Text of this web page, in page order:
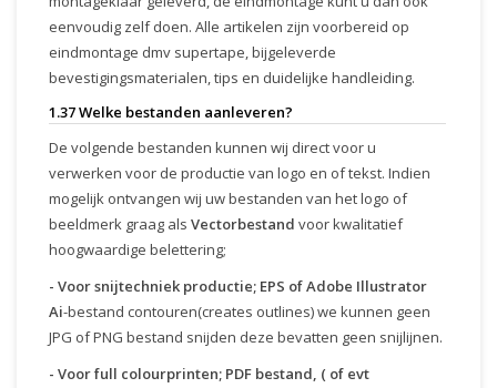
eenvoudig zelf doen. Alle artikelen zijn voorbereid op
eindmontage dmv supertape, bijgeleverde
bevestigingsmaterialen, tips en duidelijke handleiding.
1.37 Welke bestanden aanleveren?
De volgende bestanden kunnen wij direct voor u
verwerken voor de productie van logo en of tekst. Indien
mogelijk ontvangen wij uw bestanden van het logo of
beeldmerk graag als Vectorbestand voor kwalitatief
hoogwaardige belettering;
- Voor snijtechniek productie; EPS of Adobe Illustrator
Ai-bestand contouren(creates outlines) we kunnen geen
JPG of PNG bestand snijden deze bevatten geen snijlijnen.
- Voor full colourprinten; PDF bestand, ( of evt